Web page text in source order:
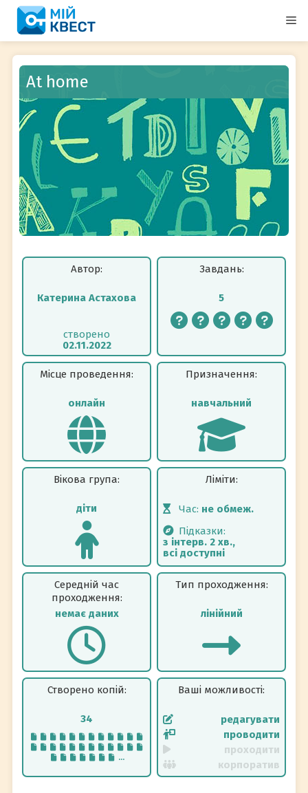
Перейти
вмісту
At home
Автор:
Катерина Астахова
створено
02.11.2022
Завдань:
5
Місце проведення:
онлайн
Призначення:
навчальний
Вікова група:
діти
Ліміти:
Час: не обмеж.
Підказки:
з інтерв. 2 хв.,
всі доступні
Середній час
проходження:
немає даних
Тип проходження:
лінійний
Створено копій:
34
...
Ваші можливості:
редагувати
проводити
проходити
корпоратив